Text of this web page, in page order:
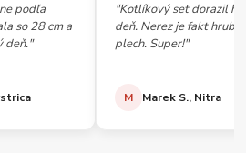
podľa
so 28 cm a
deň."
"Kotlíkový set dorazil
deň. Nerez je fakt
plech. Super!"
M Marek S., Nitra